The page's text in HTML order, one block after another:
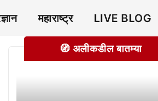
महाराष्ट्र LIVE BLOG
🧭 अलीकडील बातम्या